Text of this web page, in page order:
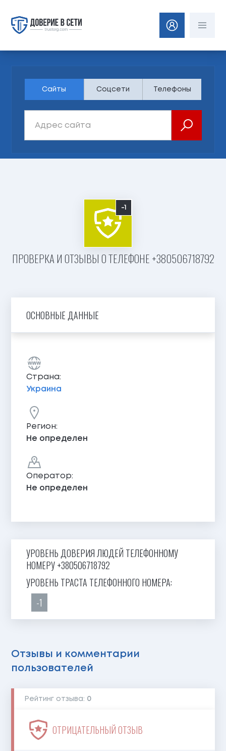
Сайты Соцсети Телефоны
-1
ПРОВЕРКА И ОТЗЫВЫ О ТЕЛЕФОНЕ +380506718792
ОСНОВНЫЕ ДАННЫЕ
Страна:
Украина
Регион:
Не определен
Оператор:
Не определен
УРОВЕНЬ ДОВЕРИЯ ЛЮДЕЙ ТЕЛЕФОННОМУ
НОМЕРУ +380506718792
УРОВЕНЬ ТРАСТА ТЕЛЕФОННОГО НОМЕРА:
-1
Отзывы и комментарии
пользователей
Рейтинг отзыва: 0
ОТРИЦАТЕЛЬНЫЙ ОТЗЫВ